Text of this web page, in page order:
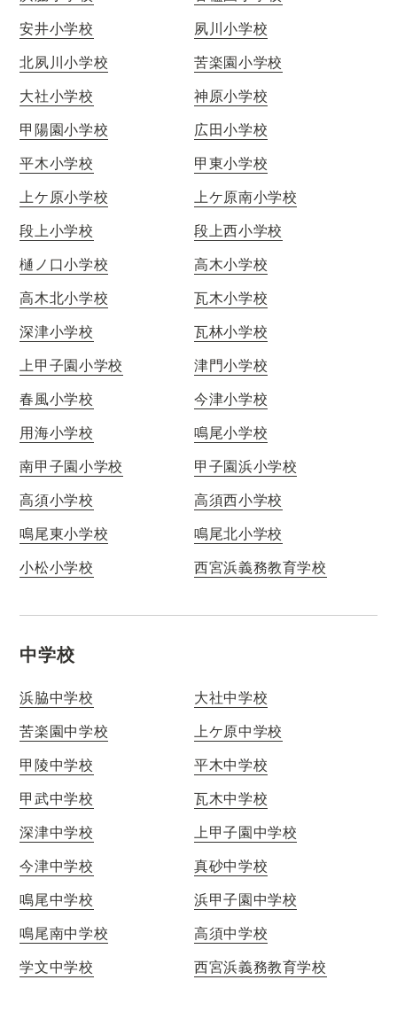
安井小学校
夙川小学校
北夙川小学校
苦楽園小学校
大社小学校
神原小学校
甲陽園小学校
広田小学校
平木小学校
甲東小学校
上ケ原小学校
上ケ原南小学校
段上小学校
段上西小学校
樋ノ口小学校
高木小学校
高木北小学校
瓦木小学校
深津小学校
瓦林小学校
上甲子園小学校
津門小学校
春風小学校
今津小学校
用海小学校
鳴尾小学校
南甲子園小学校
甲子園浜小学校
高須小学校
高須西小学校
鳴尾東小学校
鳴尾北小学校
小松小学校
西宮浜義務教育学校
中学校
浜脇中学校
大社中学校
苦楽園中学校
上ケ原中学校
甲陵中学校
平木中学校
甲武中学校
瓦木中学校
深津中学校
上甲子園中学校
今津中学校
真砂中学校
鳴尾中学校
浜甲子園中学校
鳴尾南中学校
高須中学校
学文中学校
西宮浜義務教育学校